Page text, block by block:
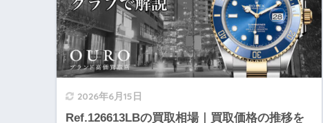
2026年6月15日
Ref.126613LBの買取相場｜買取価格の推移を